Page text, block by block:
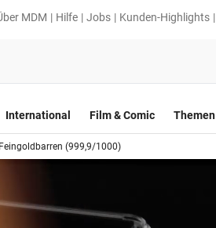
MDM Hilfe Jobs Kunden-Highlights
International Film & Comic Themen
(999,9/1000)